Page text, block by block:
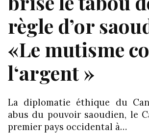
règle d’or
«Le mutisme
l‘argent »
La diplomatie éthique du
abus du pouvoir saoudien, le
premier pays occidental à…